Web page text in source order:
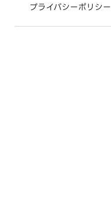
プライバシーポリシー